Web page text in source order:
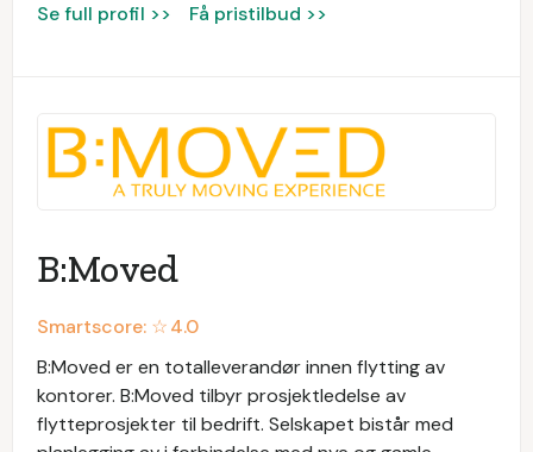
Se full profil >> Få pristilbud >>
B:Moved
Smartscore: ☆4.0
B:Moved er en totalleverandør innen flytting av
kontorer. B:Moved tilbyr prosjektledelse av
flytteprosjekter til bedrift. Selskapet bistår med